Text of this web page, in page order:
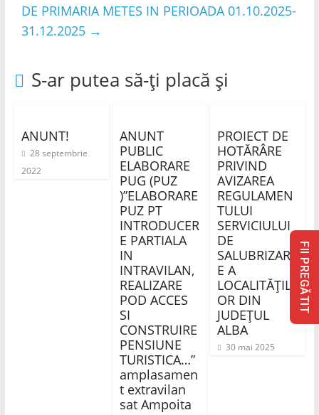
DE PRIMARIA METES IN PERIOADA 01.10.2025-
31.12.2025 →
S-ar putea să-ți placă și
ANUNT!
28 septembrie
2022
ANUNT
PUBLIC
ELABORARE
PUG (PUZ
)”ELABORARE
PUZ PT
INTRODUCER
E PARTIALA
IN
INTRAVILAN,
REALIZARE
POD ACCES
SI
CONSTRUIRE
PENSIUNE
TURISTICA…”
amplasamen
t extravilan
sat Ampoita
PROIECT DE
HOTĂRÂRE
PRIVIND
AVIZAREA
REGULAMEN
TULUI
SERVICIULUI
DE
SALUBRIZAR
E A
LOCALITĂȚIL
OR DIN
JUDEȚUL
ALBA
30 mai 2025
FII PREGĂTIT